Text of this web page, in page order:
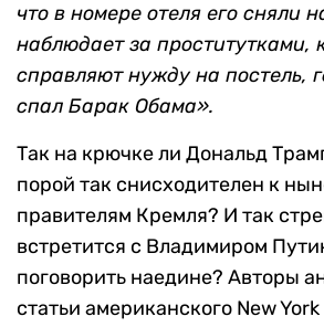
что в номере отеля его сняли
наблюдает за проститутками,
справляют нужду на постель,
спал Барак Обама».
Так на крючке ли Дональд
порой так снисходителен к
правителям Кремля? И так
встретится с Владимиром
поговорить наедине? Авторы
статьи американского New